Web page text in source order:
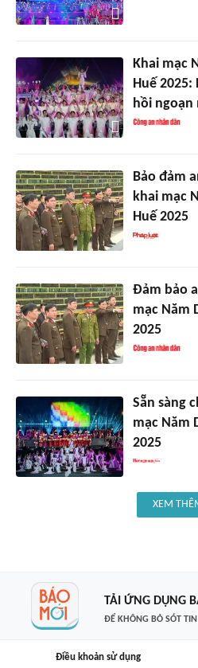
Khai mạc
Huế
hồi ngoạn
Bảo đảm
khai mạc
Huế 2025
Đảm bảo
mạc Năm
2025
Sẵn sàng
mạc Năm
2025
XEM
TẢI ỨNG DỤNG
ĐỂ KHÔNG BỎ SÓT
Điều khoản sử dụng